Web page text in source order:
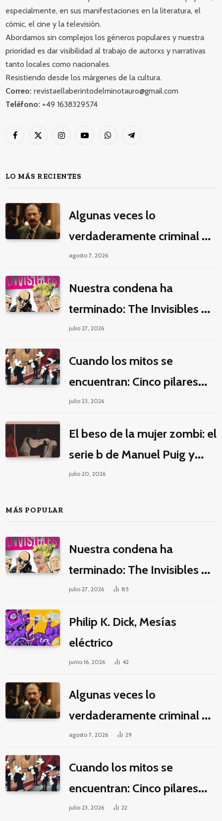
especialmente, en sus manifestaciones en la literatura, el
cómic, el cine y la televisión.
Abordamos sin complejos los géneros populares y nuestra
prioridad es dar visibilidad al trabajo de autorxs y narrativas
tanto locales como nacionales.
Resistiendo desde los márgenes de la cultura.
Correo: revistaellaberintodelminotauro@gmail.com
Teléfono: +49 1638329574
Facebook
X
InstagramYouTubeWhatsAppTelegram
LO MÁS RECIENTES
Algunas veces lo
verdaderamente criminal es
pasar horas y horas viendo
agosto 7, 2026
Nuestra condena ha
terminado: The Invisibles y
la guerra por la imaginación
julio 27, 2026
Cuando los mitos se
encuentran: Cinco pilares
éticos para una fantasía
julio 23, 2026
El beso de la mujer zombi: el
serie b de Manuel Puig y
Jacques Tourneur
julio 20, 2026
MÁS POPULAR
Nuestra condena ha
terminado: The Invisibles y
la guerra por la imaginación
julio 27, 2026 85
Philip K. Dick, Mesías
eléctrico
junio 16, 2026 42
Algunas veces lo
verdaderamente criminal es
pasar horas y horas viendo
agosto 7, 2026 29
Cuando los mitos se
encuentran: Cinco pilares
éticos para una fantasía
julio 23, 2026 22